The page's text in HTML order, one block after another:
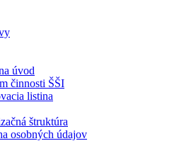
úvod
činnosti ŠŠI
listina
štruktúra
osobných údajov